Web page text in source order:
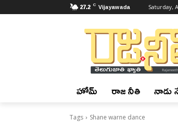
27.2 C Vijayawada Saturday,
హోమ్ రాజ నీతి నాడు
Tags Shane warne dance